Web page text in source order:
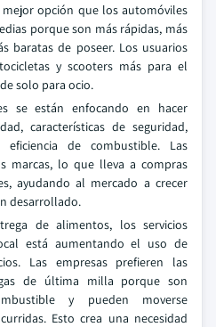
opción que los automóviles
porque son más rápidas, más
baratas de poseer. Los usuarios
y scooters más para el
solo para ocio.
se están enfocando en hacer
características de seguridad,
de combustible. Las
marcas, lo que lleva a compras
ayudando al mercado a crecer
desarrollado.
de alimentos, los servicios
está aumentando el uso de
Las empresas prefieren las
de última milla porque son
y pueden moverse
Esto crea una necesidad